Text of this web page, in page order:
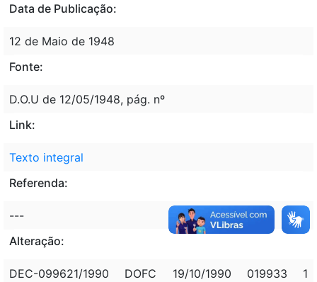
Data de Publicação:
12 de Maio de 1948
Fonte:
D.O.U de 12/05/1948, pág. nº
Link:
Texto integral
Referenda:
---
Alteração:
DEC-099621/1990 DOFC 19/10/1990 019933 1